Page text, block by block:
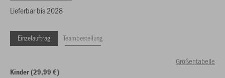
Lieferbar bis 2028
Einzelauftrag Teambestellung
Größentabelle
Kinder (29,99 €)